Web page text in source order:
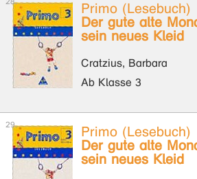
Primo (Lesebuch)
Der gute alte
sein neues Kleid
Cratzius, Barbara
Ab Klasse 3
Primo (Lesebuch)
Der gute alte
sein neues Kleid